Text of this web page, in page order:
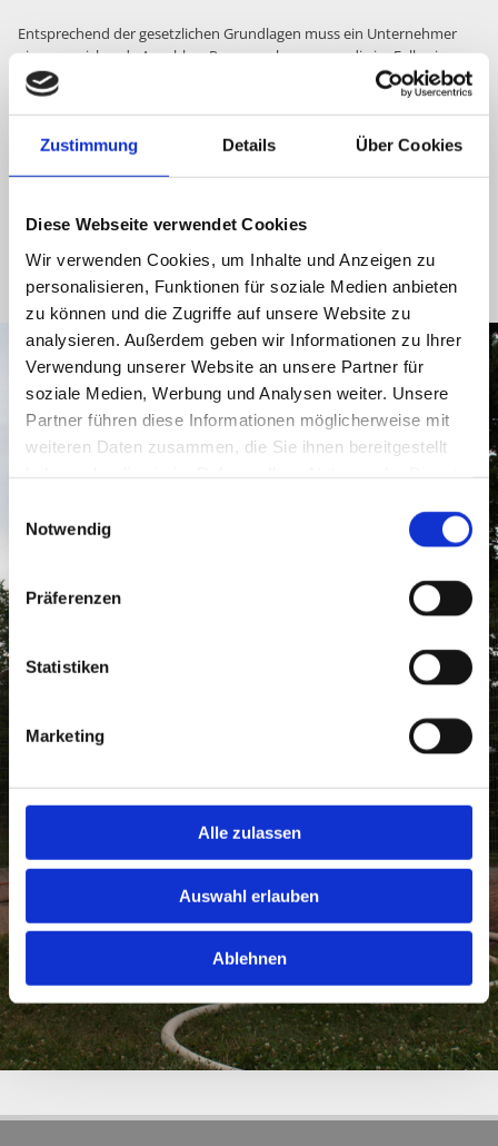
Zustimmung Details Über Cookies
Diese Webseite verwendet Cookies
Wir verwenden Cookies, um Inhalte und Anzeigen zu
personalisieren, Funktionen für soziale Medien anbieten
zu können und die Zugriffe auf unsere Website zu
analysieren. Außerdem geben wir Informationen zu Ihrer
Verwendung unserer Website an unsere Partner für
soziale Medien, Werbung und Analysen weiter. Unsere
Partner führen diese Informationen möglicherweise mit
weiteren Daten zusammen, die Sie ihnen bereitgestellt
Notwendig
Präferenzen
Statistiken
Marketing
Alle zulassen
Auswahl erlauben
Ablehnen
Entsprechend der gesetzlichen Grundlagen muss ein Unternehmer
eine ausreichende Anzahl an Personen benennen, die im Falle eines
Brandes eine Evakuierung sicherstellen und Entstehungsbrände
bekämpfen können. Die Personenzahl richtet sich hierbei immer nach
der Größe, der Beschäftigtenzahl und den vorherrschenden Gefahren
des Betriebes.
Experten die Kenntnisse zum vorbeugenden, abwehrenden und
Arbeitsschutzgesetz und der BGI/GUV-I 5182). Als Brandschutzhelfer
können Sie die Brandschutzbeauftragten qualifiziert unterstützen.